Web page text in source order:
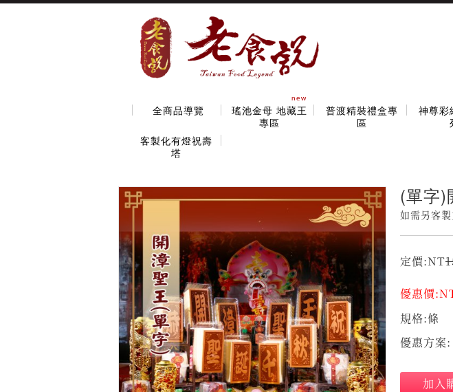
全商品導覽
new
瑤池金母 地藏王
專區
普渡精裝禮盒專
區
神尊彩
客製化有燈祝壽
塔
(單字)
如需另客
定價:NT
優惠價
規格:條
優惠方案:
加入